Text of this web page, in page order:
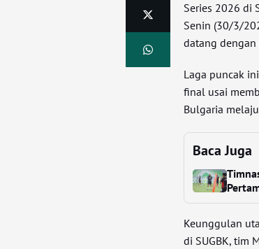
Series 2026 di
Senin (30/3/
datang
Laga puncak
final usai
Bulgaria
Baca Juga
Keunggulan
di SUGBK, tim